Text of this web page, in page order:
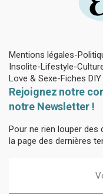
Mentions légales
Insolite Lifestyle
Love & Sexe Fiches DIY
Rejoignez notre
notre Newsletter !
Pour ne rien louper
la page des dernières